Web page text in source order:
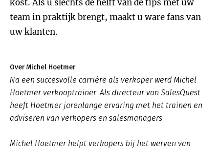
kost. Als u slechts de helft van de tips met uw
team in praktijk brengt, maakt u ware fans van
uw klanten.
Over Michel Hoetmer
Na een succesvolle carrière als verkoper werd Michel
Hoetmer verkooptrainer. Als directeur van SalesQuest
heeft Hoetmer jarenlange ervaring met het trainen en
adviseren van verkopers en salesmanagers.
Michel Hoetmer helpt verkopers bij het werven van